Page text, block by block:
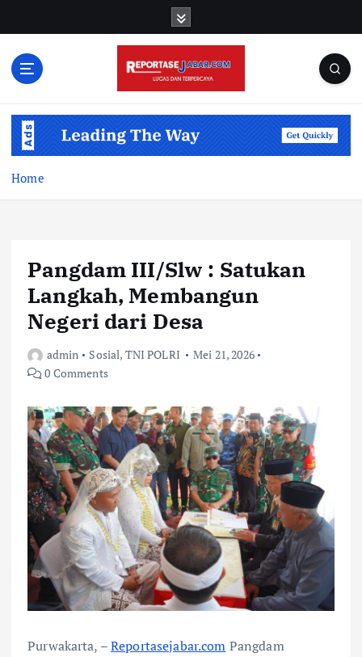
Home
Pangdam III/Slw : Satukan
Langkah, Membangun
Negeri dari Desa
admin Sosial, TNI POLRI
Mei 21, 2026
0 Comments
Purwakarta, –Reportasejabar.com Pangdam